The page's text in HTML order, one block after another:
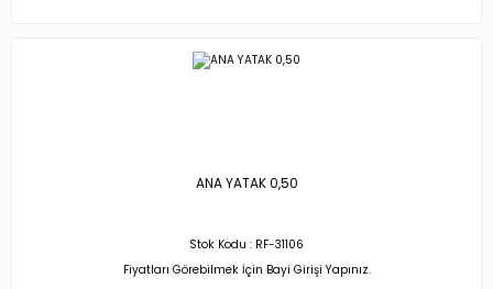
ANA YATAK 0,50
Stok Kodu : RF-31106
Fiyatları Görebilmek İçin Bayi Girişi Yapınız.